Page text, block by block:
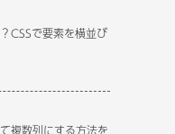
CSSで要素を横並び
複数列にする方法を